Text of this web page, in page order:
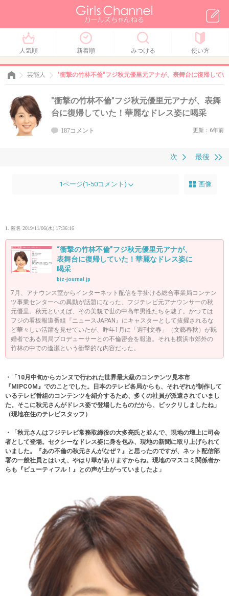
人気順 新着順 みつける 使い方
芸能人 "衝撃の竹林不倫"フジ秋元優里元アナが、表舞台に復帰して
"衝撃の竹林不倫"フジ秋元優里元アナが、表舞
台に復帰していた！華麗なドレス姿に喝采
187コメント 更新：6年前
最後
次
1ページ(1-50コメント) 画像
1. 匿名 2019/11/06(水) 17:36:16
“衝撃の竹林不倫”フジ秋元優里元アナが、
表舞台に復帰していた！華麗なドレス姿に
喝采
biz-journal.jp
7月、アナウンス室からインターネット配信を手掛ける総合事業局コンテン
ツ事業センターへの異動が話題になった、フジテレビ元アナウンサーの秋
元優里。秋元といえば、その美貌で世の中高年男性たちを魅了。かつては
フジの看板報道番組『ニュースJAPAN』にキャスターとして抜擢されるな
ど華々しい活躍を見せていたが、昨年1月に「週刊文春」（文藝春秋）が既
婚者である同局プロデューサーとの不倫密会を報道。それも横浜市郊外の
竹林の中での逢瀬という衝撃的な内容だった。
・「10月中旬からカンヌで行われた世界最大級のコンテンツ見本市
『MIPCOM』でのことでした。日本のテレビ各局からも、それぞれが制作して
いるテレビ番組のコンテンツを紹介するため、多くの社員が派遣されていまし
た。そこに秋元さんがドレス姿で登場したものだから、ビックリしましたね」
（現地在住のテレビスタッフ）
・「秋元さんはフジテレビ常務取締役の大多亮氏と並んで、現地の壇上に司会
者として登場。セクシーなドレス姿に身を包み、現地の新聞に取り上げられて
いました。『あの不倫の秋元さんがなぜ？』と思ったのですが、ネット配信部
署の一般社員とはいえ、やはり華がありますからね。現地のマスコミ関係者か
らも『ビューティフル！』との声が上がっていましたよ」